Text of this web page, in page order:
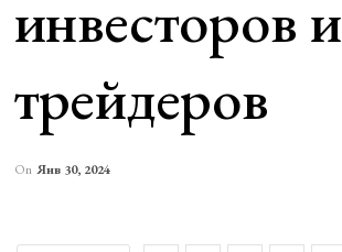
инвесторов и
трейдеров
On Янв 30, 2024